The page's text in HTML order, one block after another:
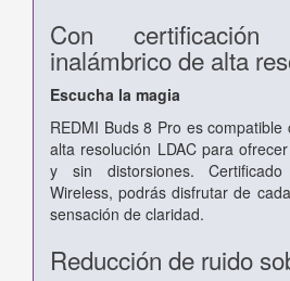
Con
inalámbrico de alta
Escucha la magia
REDMI Buds 8 Pro es
alta resolución LDAC para
y sin distorsiones.
Wireless, podrás disfrutar de
sensación de claridad.
Reducción de ruido